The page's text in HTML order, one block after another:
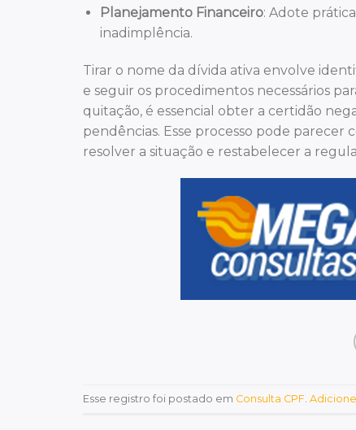
Planejamento Financeiro: Adote
inadimplência.
Tirar o nome da dívida ativa envolve
e seguir os procedimentos necessários
quitação, é essencial obter a certidão
pendências. Esse processo pode parecer
resolver a situação e restabelecer a
Esse registro foi postado em Consulta CPF